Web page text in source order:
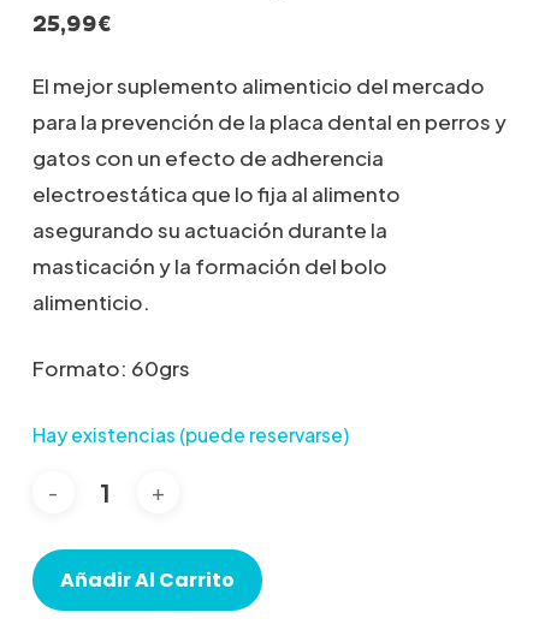
25,99€
El mejor suplemento alimenticio del mercado
para la prevención de la placa dental en perros y
gatos con un efecto de adherencia
electroestática que lo fija al alimento
asegurando su actuación durante la
masticación y la formación del bolo
alimenticio.
Formato: 60grs
Hay existencias (puede reservarse)
Añadir Al Carrito